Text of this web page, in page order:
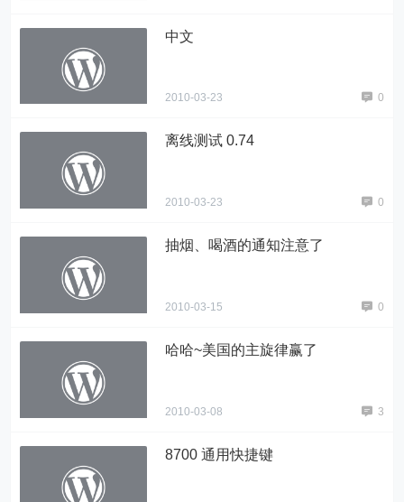
中文
2010-03-23 0
离线测试 0.74
2010-03-23 0
抽烟、喝酒的通知注意了
2010-03-15 0
哈哈~美国的主旋律赢了
2010-03-08 3
8700 通用快捷键